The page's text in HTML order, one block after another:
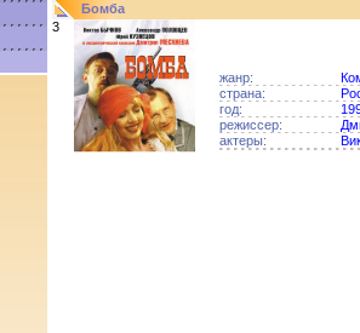
Бомба
3
жанр:
страна:
год:
режиссер:
актеры: